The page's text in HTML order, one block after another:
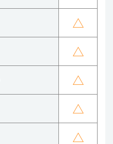
△
△
△
△
△